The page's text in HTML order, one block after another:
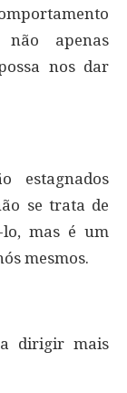
não apenas
nos dar
estagnados
se trata de
lo, mas é um
mesmos.
dirigir mais